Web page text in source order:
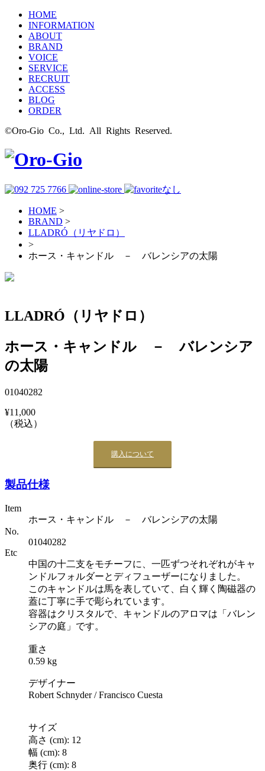
HOME
INFORMATION
ABOUT
BRAND
VOICE
SERVICE
RECRUIT
ACCESS
BLOG
ORDER
©Oro-Gio Co., Ltd. All Rights Reserved.
HOME >
BRAND >
LLADRÓ（リヤドロ）
>
ホース・キャンドル － バレンシアの太陽
LLADRÓ（リヤドロ）
ホース・キャンドル － バレンシア
の太陽
01040282
¥11,000
（税込）
購入について
製品仕様
Item
ホース・キャンドル － バレンシアの太陽
No.
01040282
Etc
中国の十二支をモチーフに、一匹ずつそれぞれがキャ
ンドルフォルダーとディフューザーになりました。
このキャンドルは馬を表していて、白く輝く陶磁器の
蓋に丁寧に手で彫られています。
容器はクリスタルで、キャンドルのアロマは「バレン
シアの庭」です。
重さ
0.59 kg
デザイナー
Robert Schnyder / Francisco Cuesta
サイズ
高さ (cm): 12
幅 (cm): 8
奥行 (cm): 8